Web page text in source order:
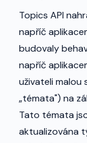
Topics API
napříč
budovaly
napříč
uživateli malou
„témata") na
Tato témata
aktualizována